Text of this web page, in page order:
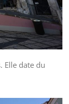
Elle date du